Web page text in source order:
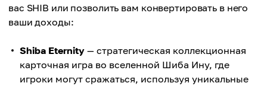
вас SHIB или позволить вам конвертировать в него
ваши доходы:
Shiba Eternity — стратегическая коллекционная
карточная игра во вселенной Шиба Ину, где
игроки могут сражаться, используя уникальные